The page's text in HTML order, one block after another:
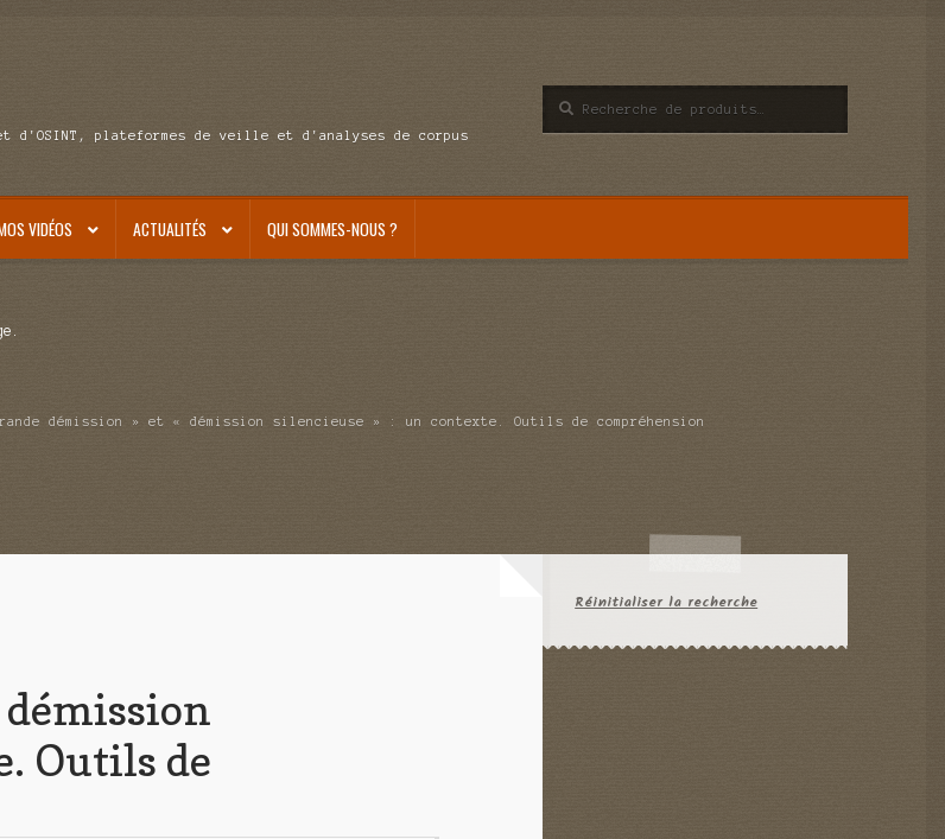
d'OSINT, plateformes de veille et d'analyses de corpus
pour :
VIDÉOS ACTUALITÉS QUI SOMMES-NOUS ?
démission » et « démission silencieuse » : un contexte. Outils de compréhension
démission
Outils de
Réinitialiser la recherche